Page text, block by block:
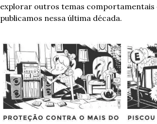
explorar outros temas comportamentais
publicamos nessa última década.